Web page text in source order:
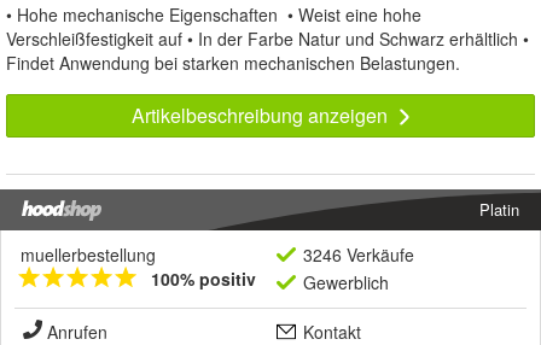
• Hohe mechanische Eigenschaften • Weist eine hohe
Verschleißfestigkeit auf • In der Farbe Natur und Schwarz erhältlich •
Findet Anwendung bei starken mechanischen Belastungen.
Artikelbeschreibung anzeigen
Platin
muellerbestellung
100% positiv
3246 Verkäufe
Gewerblich
Anrufen
Kontakt